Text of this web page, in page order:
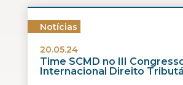
Notícias
20.05.24
Time SCMD no III
Internacional Direito